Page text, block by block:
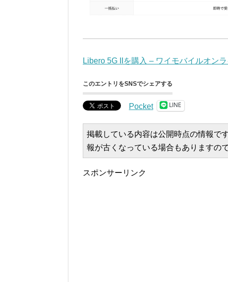
Libero 5G IIを購入 – ワイモバイルオン
このエントリをSNSでシェアする
Pocket LINE
掲載している内容は公開時点の情報で
報が古くなっている場合もありますの
スポンサーリンク